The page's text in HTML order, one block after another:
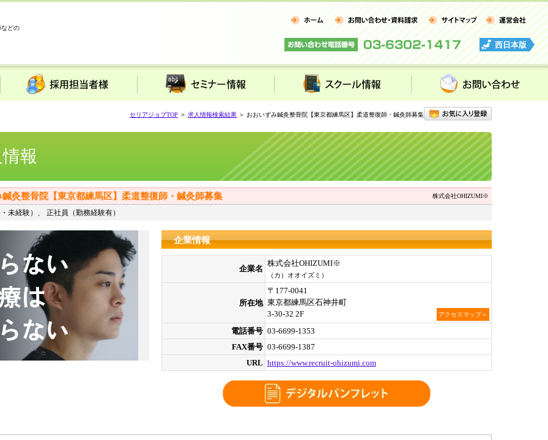
などの
西日本版
お問い合わせ
セリアジョブTOP ＞ 求人情報検索結果 ＞ おおいずみ鍼灸整骨院【東京都練馬区】柔道整復師・鍼灸師募集
報
灸整骨院【東京都練馬区】柔道整復師・鍼灸師募集 株式会社OHIZUMI※
未経験）、 正社員（勤務経験有）
企業情報
企業名
株式会社OHIZUMI※
（カ）オオイズミ）
所在地
〒177-0041
東京都練馬区石神井町
3-30-32 2F
アクセスマップ＞
電話番号 03-6699-1353
FAX番号 03-6699-1387
URL https://www.recruit-ohizumi.com